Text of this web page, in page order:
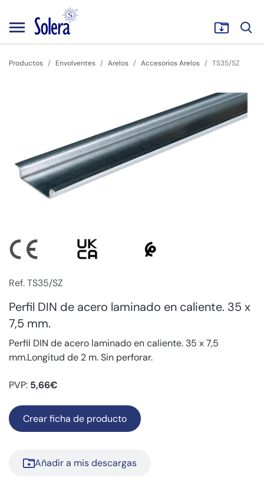
Productos Envolventes Arelos Accesorios Arelos TS35/SZ
Ref. TS35/SZ
Perfil DIN de acero laminado en caliente. 35 x
7,5 mm.
Perfil DIN de acero laminado en caliente. 35 x 7,5
mm.Longitud de 2 m. Sin perforar.
PVP: 5,66€
Crear ficha de producto
Añadir a mis descargas